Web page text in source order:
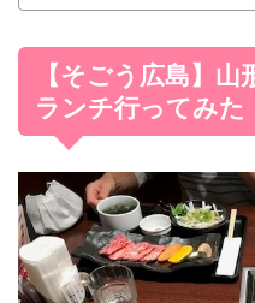
【そごう広島】
ランチ行ってみた